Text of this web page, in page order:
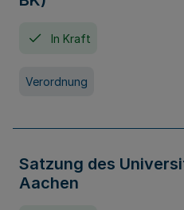
In Kraft
Verordnung
Satzung des
Aachen